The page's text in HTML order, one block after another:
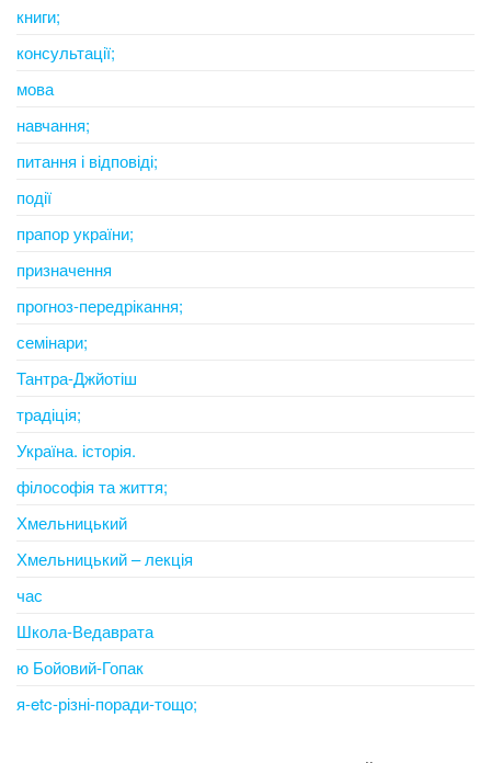
книги;
консультації;
мова
навчання;
питання і відповіді;
події
прапор україни;
призначення
прогноз-передрікання;
семінари;
Тантра-Джйотіш
традіція;
Україна. історія.
філософія та життя;
Хмельницький
Хмельницький – лекція
час
Школа-Ведаврата
ю Бойовий-Гопак
я-etc-різні-поради-тощо;